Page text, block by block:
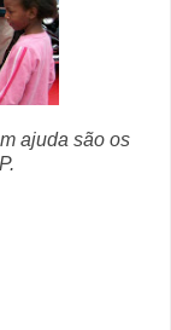
ajuda são os